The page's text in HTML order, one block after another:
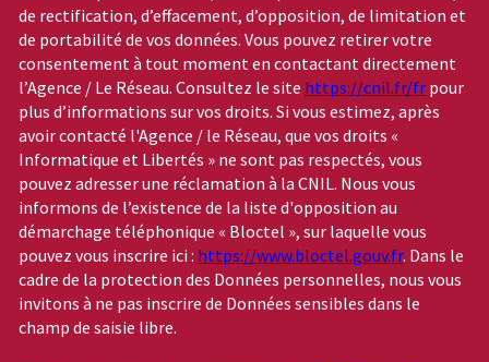
de rectification, d’effacement, d’opposition, de limitation et
de portabilité de vos données. Vous pouvez retirer votre
consentement à tout moment en contactant directement
l’Agence / Le Réseau. Consultez le site https://cnil.fr/fr pour
plus d’informations sur vos droits. Si vous estimez, après
avoir contacté l'Agence / le Réseau, que vos droits «
Informatique et Libertés » ne sont pas respectés, vous
pouvez adresser une réclamation à la CNIL. Nous vous
informons de l’existence de la liste d'opposition au
démarchage téléphonique « Bloctel », sur laquelle vous
pouvez vous inscrire ici : https://www.bloctel.gouv.fr. Dans le
cadre de la protection des Données personnelles, nous vous
invitons à ne pas inscrire de Données sensibles dans le
champ de saisie libre.